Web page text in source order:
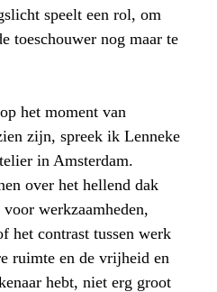
speelt een rol, om
toeschouwer nog maar te
het moment van
zijn, spreek ik Lenneke
in Amsterdam.
over het hellend dak
werkzaamheden,
het contrast tussen werk
ruimte en de vrijheid en
hebt, niet erg groot